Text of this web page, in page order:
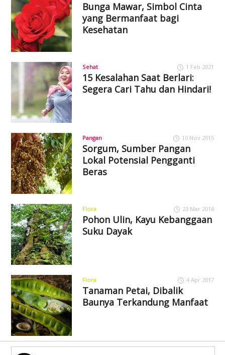
Bunga Mawar, Simbol Cinta
yang Bermanfaat bagi
Kesehatan
Sehat 1 Feb 2021
15 Kesalahan Saat Berlari:
Segera Cari Tahu dan Hindari!
Pangan 10 Nov 2015
Sorgum, Sumber Pangan
Lokal Potensial Pengganti
Beras
Flora 23 Mar 2018
Pohon Ulin, Kayu Kebanggaan
Suku Dayak
Flora 4 Apr 2017
Tanaman Petai, Dibalik
Baunya Terkandung Manfaat